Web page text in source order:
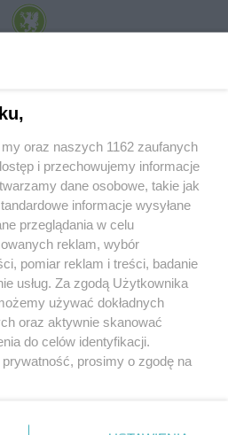
o.o. Internetowy Serwis Informacyjny Miasta
PRYWATNOŚCI HOSTING
RSS FACEBOOK KONTAKT
serwisy
Muzyka i kultura
Archiwum wydarzeń
oraz naszych 1162 zaufanych
i przechowujemy informacje
dane osobowe, takie jak
informacje wysyłane
przeglądania w celu
reklam, wybór
pomiar reklam i treści, badanie
usług. Za zgodą Użytkownika
używać dokładnych
oraz aktywnie skanować
do celów identyfikacji.
prosimy o zgodę na